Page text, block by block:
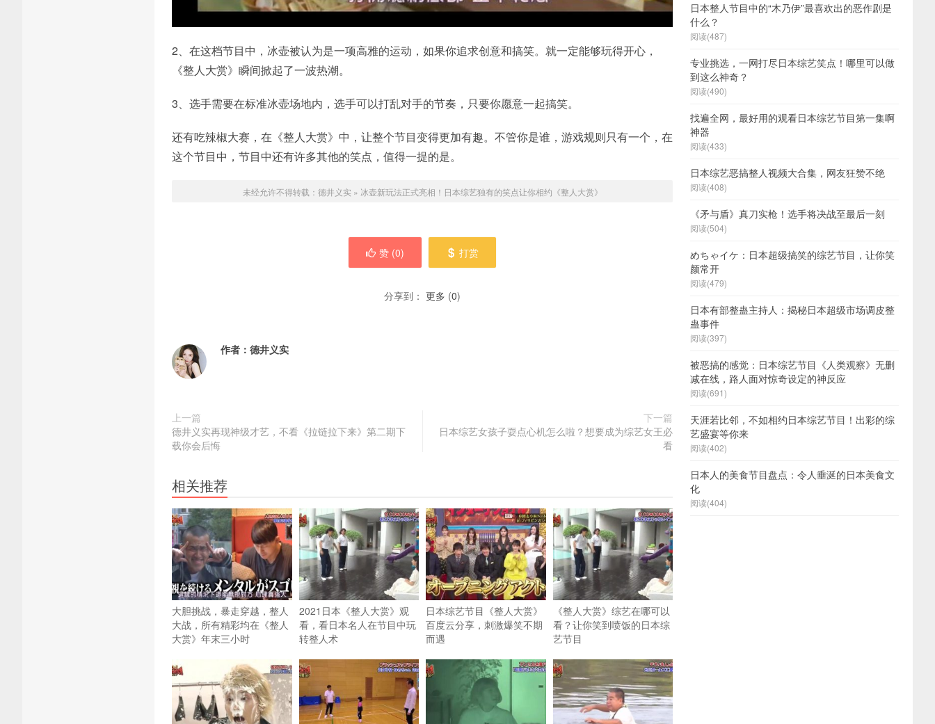
2、在这档节目中，冰壶被认为是一项高雅的运动，如果你追求创意和搞笑。就一定能够玩得开心，
《整人大赏》瞬间掀起了一波热潮。
3、选手需要在标准冰壶场地内，选手可以打乱对手的节奏，只要你愿意一起搞笑。
还有吃辣椒大赛，在《整人大赏》中，让整个节目变得更加有趣。不管你是谁，游戏规则只有一个，在
这个节目中，节目中还有许多其他的笑点，值得一提的是。
未经允许不得转载： 德井义实 » 冰壶新玩法正式亮相！日本综艺独有的笑点让你相约《整人大赏》
赞 (0) 打赏
分享到： 更多 (0)
作者： 德井义实
上一篇
德井义实再现神级才艺，不看《拉链拉下来》第二期下
载你会后悔
下一篇
日本综艺女孩子耍点心机怎么啦？想要成为综艺女王必
看
相关推荐
大胆挑战，暴走穿越，整人
大战，所有精彩均在《整人
大赏》年末三小时
2021日本《整人大赏》观
看，看日本名人在节目中玩
转整人术
日本综艺节目《整人大赏》
百度云分享，刺激爆笑不期
而遇
《整人大赏》综艺在哪可以
看？让你笑到喷饭的日本综
艺节目
日本整人节目中的“木乃伊”最喜欢出的恶作剧是
什么？
阅读(487)
专业挑选，一网打尽日本综艺笑点！哪里可以做
到这么神奇？
阅读(490)
找遍全网，最好用的观看日本综艺节目第一集啊
神器
阅读(433)
日本综艺恶搞整人视频大合集，网友狂赞不绝
阅读(408)
《矛与盾》真刀实枪！选手将决战至最后一刻
阅读(504)
めちゃイケ：日本超级搞笑的综艺节目，让你笑
颜常开
阅读(479)
日本有部整蛊主持人：揭秘日本超级市场调皮整
蛊事件
阅读(397)
被恶搞的感觉：日本综艺节目《人类观察》无删
减在线，路人面对惊奇设定的神反应
阅读(691)
天涯若比邻，不如相约日本综艺节目！出彩的综
艺盛宴等你来
阅读(402)
日本人的美食节目盘点：令人垂涎的日本美食文
化
阅读(404)